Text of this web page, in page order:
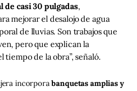
casi 30 pulgadas,
mejorar el desalojo de agua
de lluvias. Son trabajos que
pero que explican la
tiempo de la obra”, señaló.
incorpora banquetas amplias y